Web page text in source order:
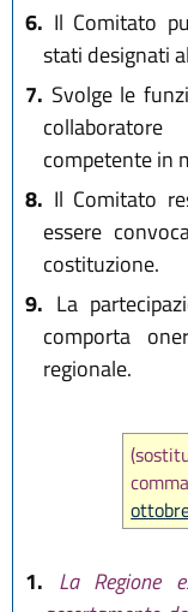
6. Il Comitato
stati designati
7. Svolge le
competente in
8. Il Comitato
essere
costituzione.
9. La
comporta
regionale.
1. La Regione